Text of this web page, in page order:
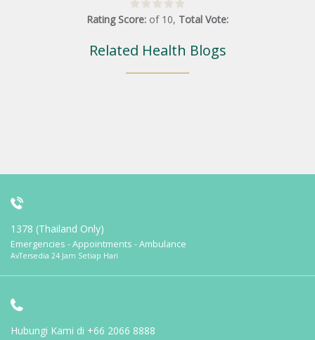
Rating Score: of 10, Total Vote:
Related Health Blogs
1378 (Thailand Only)
Emergencies - Appointments - Ambulance
AvTersedia 24 Jam Setiap Hari
Hubungi Kami di +66 2066 8888